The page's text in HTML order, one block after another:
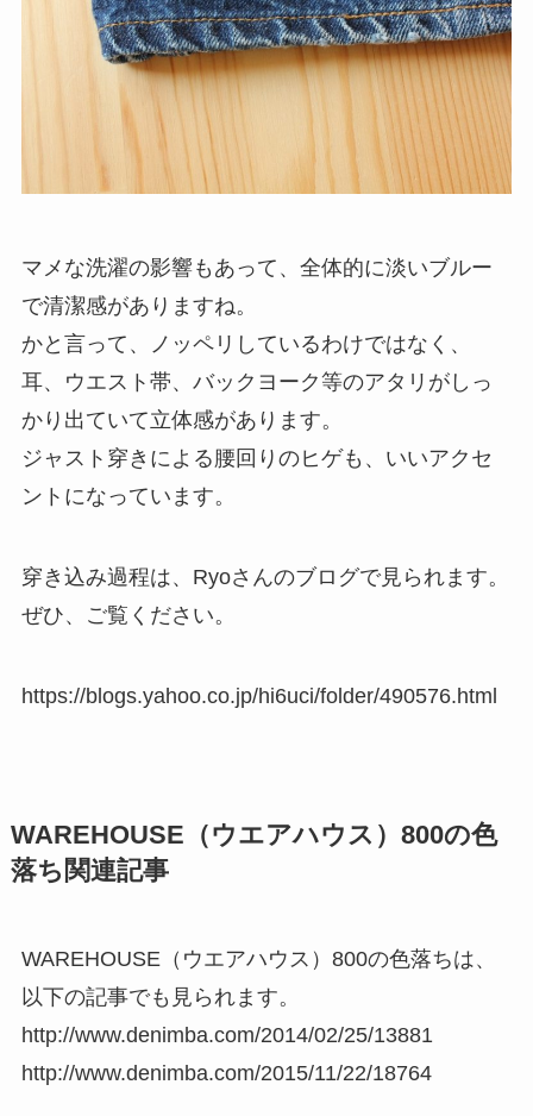
マメな洗濯の影響もあって、全体的に淡いブルー
で清潔感がありますね。
かと言って、ノッペリしているわけではなく、
耳、ウエスト帯、バックヨーク等のアタリがしっ
かり出ていて立体感があります。
ジャスト穿きによる腰回りのヒゲも、いいアクセ
ントになっています。
穿き込み過程は、Ryoさんのブログで見られます。
ぜひ、ご覧ください。
https://blogs.yahoo.co.jp/hi6uci/folder/490576.html
WAREHOUSE（ウエアハウス）800の色
落ち関連記事
WAREHOUSE（ウエアハウス）800の色落ちは、
以下の記事でも見られます。
http://www.denimba.com/2014/02/25/13881
http://www.denimba.com/2015/11/22/18764